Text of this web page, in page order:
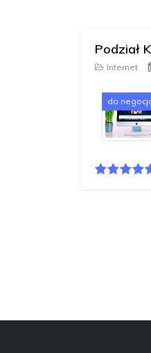
Podział
Internet
do